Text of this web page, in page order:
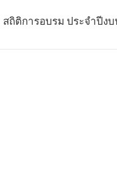
สถิติการอบรม ประจำปีง